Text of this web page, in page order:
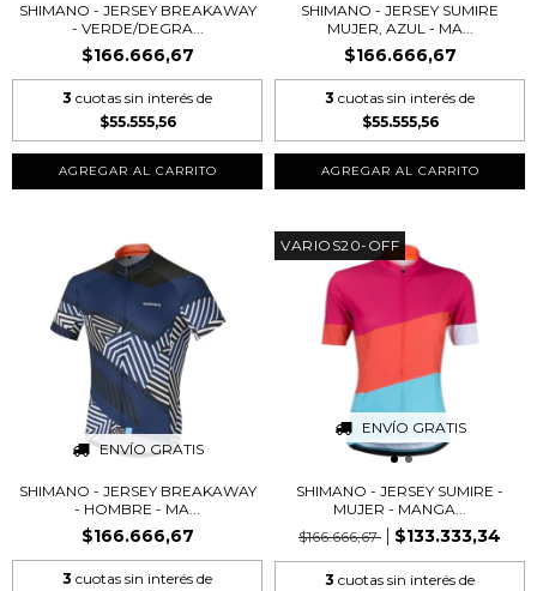
SHIMANO - JERSEY BREAKAWAY
- VERDE/DEGRA...
$166.666,67
3 cuotas sin interés de
$55.555,56
AGREGAR AL CARRITO
SHIMANO - JERSEY SUMIRE
MUJER, AZUL - MA...
$166.666,67
3 cuotas sin interés de
$55.555,56
AGREGAR AL CARRITO
ENVÍO GRATIS
SHIMANO - JERSEY BREAKAWAY
- HOMBRE - MA...
$166.666,67
3 cuotas sin interés de
VARIOS20-OFF
ENVÍO GRATIS
SHIMANO - JERSEY SUMIRE -
MUJER - MANGA...
$166.666,67
$133.333,34
3 cuotas sin interés de